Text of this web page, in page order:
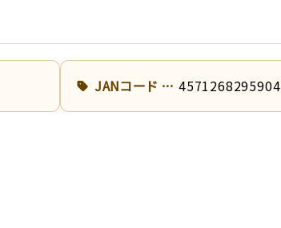
JANコード 4571268295904